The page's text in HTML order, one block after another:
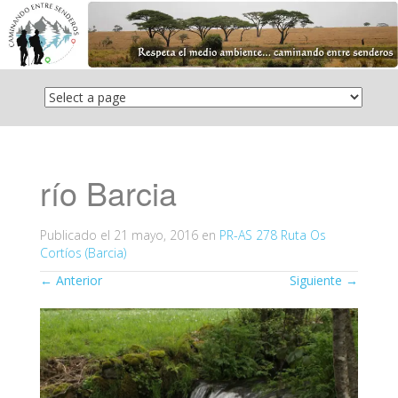
Saltar
contenido
río Barcia
Publicado el 21 mayo, 2016 en PR-AS 278 Ruta Os
Cortíos (Barcia)
← Anterior Siguiente →